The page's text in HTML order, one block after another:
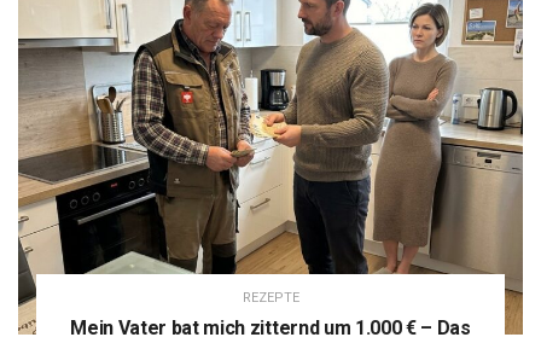
REZEPTE
Mein Vater bat mich zitternd um 1.000 € – Das